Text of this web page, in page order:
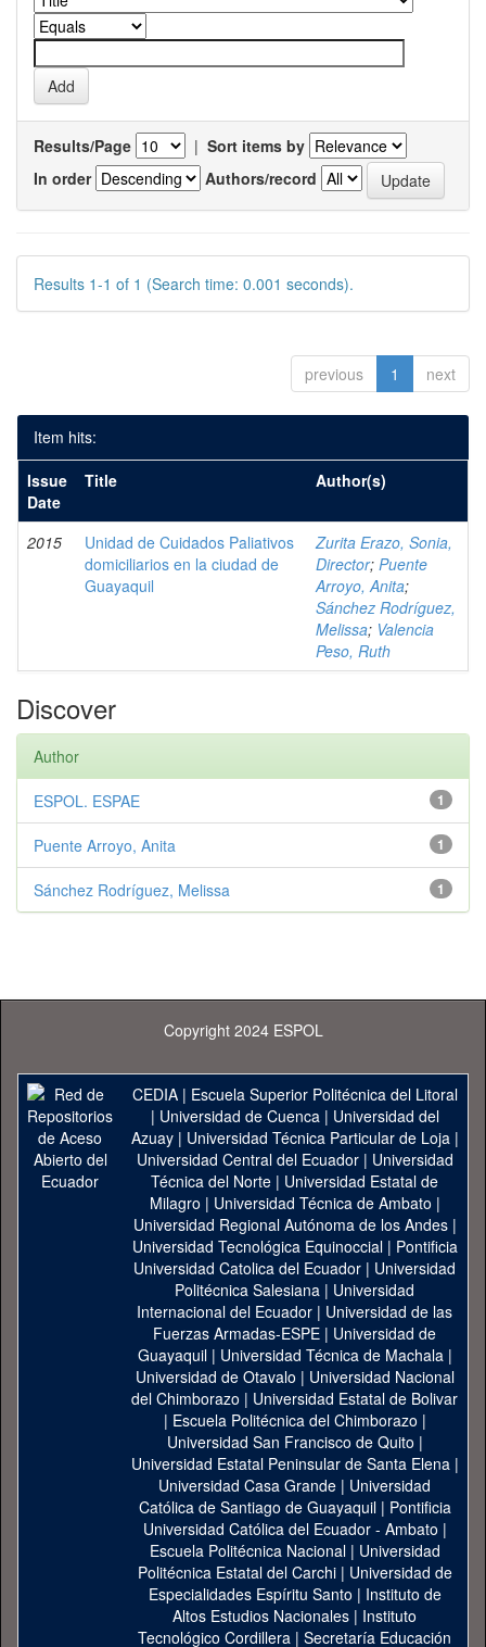
Results/Page | Sort items by
In order
Authors/record
Results 1-1 of 1 (Search time: 0.001 seconds).
previous 1 next
Item hits:
Issue
Date
Title Author(s)
2015
Unidad de Cuidados Paliativos
domiciliarios en la ciudad de
Guayaquil
Zurita Erazo, Sonia,
Director; Puente
Arroyo, Anita;
Sánchez Rodríguez,
Melissa; Valencia
Peso, Ruth
Discover
Author
1
ESPOL. ESPAE
1
Puente Arroyo, Anita
1
Sánchez Rodríguez, Melissa
Copyright 2024 ESPOL
CEDIA| Escuela Superior Politécnica del Litoral
| Universidad de Cuenca| Universidad del
Azuay| Universidad Técnica Particular de Loja|
Universidad Central del Ecuador| Universidad
Técnica del Norte | Universidad Estatal de
Milagro | Universidad Técnica de Ambato |
Universidad Regional Autónoma de los Andes|
Universidad Tecnológica Equinoccial| Pontificia
Universidad Catolica del Ecuador | Universidad
Politécnica Salesiana | Universidad
Internacional del Ecuador | Universidad de las
Fuerzas Armadas-ESPE | Universidad de
Guayaquil| Universidad Técnica de Machala|
Universidad de Otavalo | Universidad Nacional
del Chimborazo | Universidad Estatal de Bolivar
| Escuela Politécnica del Chimborazo |
Universidad San Francisco de Quito |
Universidad Estatal Peninsular de Santa Elena|
Universidad Casa Grande | Universidad
Católica de Santiago de Guayaquil| Pontificia
Universidad Católica del Ecuador - Ambato |
Escuela Politécnica Nacional| Universidad
Politécnica Estatal del Carchi| Universidad de
Especialidades Espíritu Santo | Instituto de
Altos Estudios Nacionales | Instituto
Tecnológico Cordillera | Secretaría Educación